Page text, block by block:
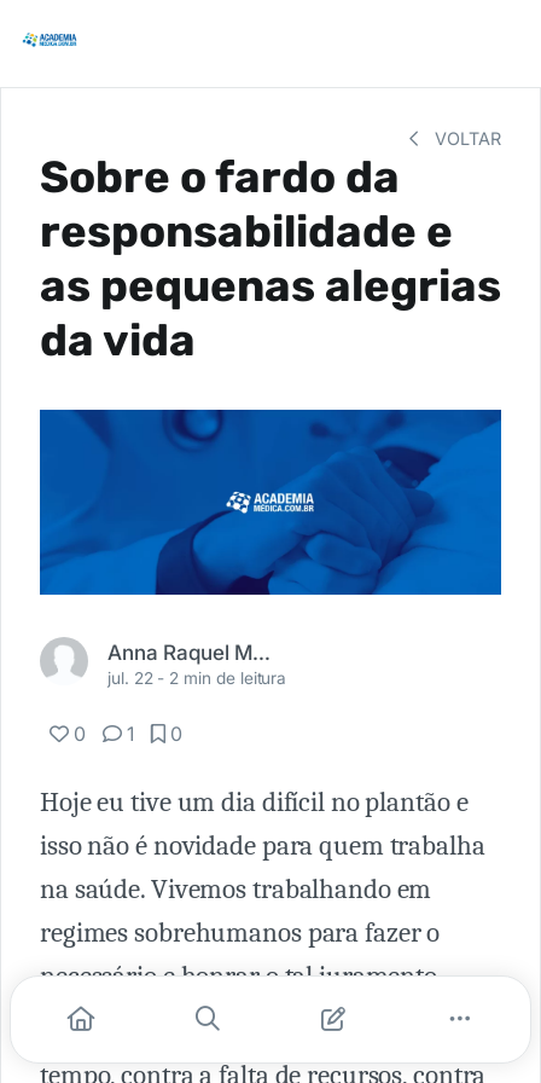
VOLTAR
Sobre o fardo da
responsabilidade e
as pequenas alegrias
da vida
Anna Raquel Meneghette
jul. 22 - 2 min de leitura
0 1 0
Hoje eu tive um dia difícil no plantão e
isso não é novidade para quem trabalha
na saúde. Vivemos trabalhando em
regimes sobrehumanos para fazer o
necessário e honrar o tal juramento.
É uma corrida contra tudo: contra o
tempo, contra a falta de recursos, contra